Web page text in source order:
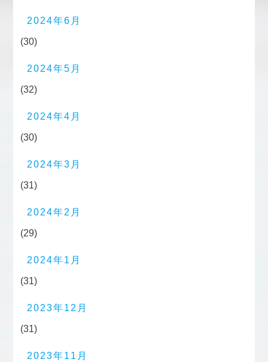
2024年6月
(30)
2024年5月
(32)
2024年4月
(30)
2024年3月
(31)
2024年2月
(29)
2024年1月
(31)
2023年12月
(31)
2023年11月